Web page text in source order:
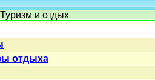
и отдых
отдыха